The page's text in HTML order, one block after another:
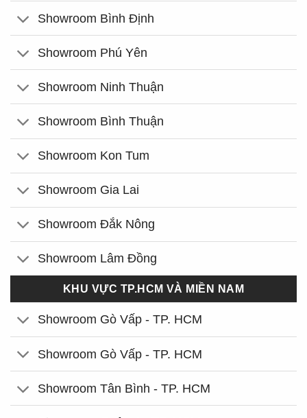
Showroom Bình Định
Showroom Phú Yên
Showroom Ninh Thuận
Showroom Bình Thuận
Showroom Kon Tum
Showroom Gia Lai
Showroom Đắk Nông
Showroom Lâm Đồng
KHU VỰC TP.HCM VÀ MIỀN NAM
Showroom Gò Vấp - TP. HCM
Showroom Gò Vấp - TP. HCM
Showroom Tân Bình - TP. HCM